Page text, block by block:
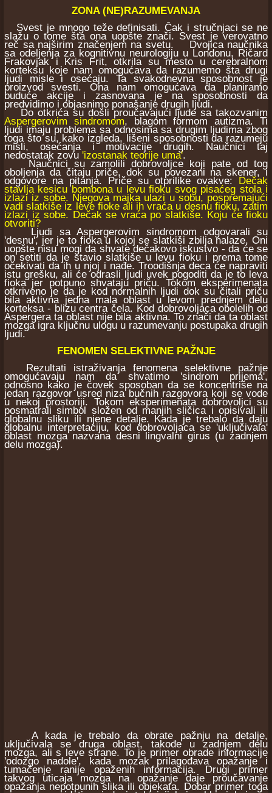
ZONA (NE)RAZUMEVANJA
Svest je mnogo teže definisati. Čak i stručnjaci se ne
slažu o tome šta ona uopšte znači. Svest je verovatno
reč sa najširim značenjem na svetu. Dvojica naučnika
sa odeljenja za kognitivnu neurologiju u Londonu, Ričard
Frakovjak i Kris Frit, otkrila su mesto u cerebralnom
korteksu koje nam omogućava da razumemo šta drugi
ljudi misle i osećaju. Ta svakodnevna sposobnost je
proizvod svesti. Ona nam omogućava da planiramo
buduće akcije i zasnovana je na sposobnosti da
predvidimo i objasnimo ponašanje drugih ljudi.
Do otkrića su došli proučavajući ljude sa takozvanim
Aspergerovim sindromom, blagom formom autizma. Ti
ljudi imaju problema sa odnosima sa drugim ljudima zbog
toga što su, kako izgleda, lišeni sposobnosti da razumeju
misli, osećanja i motivacije drugih. Naučnici taj
nedostatak zovu 'izostanak teorije uma'.
Naučnici su zamolili dobrovoljce koji pate od tog
oboljenja da čitaju priče, dok su povezani na skener, i
odgovore na pitanja. Priče su otprilike ovakve: Dečak
stavlja kesicu bombona u levu fioku svog pisaćeg stola i
izlazi iz sobe. Njegova majka ulazi u sobu, pospremajući
vadi slatkiše iz leve fioke ali ih vraća u desnu fioku, zatim
izlazi iz sobe. Dečak se vraća po slatkiše. Koju će fioku
otvoriti?
Ljudi sa Aspergerovim sindromom odgovarali su
'desnu', jer je to fioka u kojoj se slatkiši zbilja nalaze. Oni
uopšte nisu mogi da shvate dečakovo iskustvo - da će se
on setiti da je stavio slatkiše u levu fioku i prema tome
očekivati da ih u njoj i nađe. Troodišnja deca će napraviti
istu grešku, ali će odrasli ljudi uvek pogoditi da je to leva
fioka jer potpuno shvataju priču. Tokom eksperimenata
otkriveno je da je kod normalnih ljudi dok su čitali priču
bila aktivna jedna mala oblast u levom prednjem delu
korteksa - blizu centra čela. Kod dobrovoljaca obolelih od
Aspergera ta oblast nije bila aktivna. To znači da ta oblast
mozga igra ključnu ulogu u razumevanju postupaka drugih
ljudi.
FENOMEN SELEKTIVNE PAŽNJE
Rezultati istraživanja fenomena selektivne pažnje
omogućavaju nam da shvatimo 'sindrom prijema',
odnosno kako je čovek sposoban da se koncentriše na
jedan razgovor usred niza bučnih razgovora koji se vode
u nekoj prostoriji. Tokom eksperimenata dobrovoljci su
posmatrali simbol složen od manjih sličica i opisivali ili
globalnu sliku ili njene detalje. Kada je trebalo da daju
globalnu interpretaciju, kod dobrovoljaca se 'uključivala'
oblast mozga nazvana desni lingvalni girus (u zadnjem
delu mozga).
A kada je trebalo da obrate pažnju na detalje,
uključivala se druga oblast, takođe u zadnjem delu
mozga, ali s leve strane. To je primer obrade informacije
'odozgo nadole', kada mozak prilagođava opažanje i
tumačenje ranije opaženih informacija. Drugi primer
takvog uticaja mozga na opažanje daje proučavanje
opažanja nepotpunih slika ili objekata. Dobar primer toga